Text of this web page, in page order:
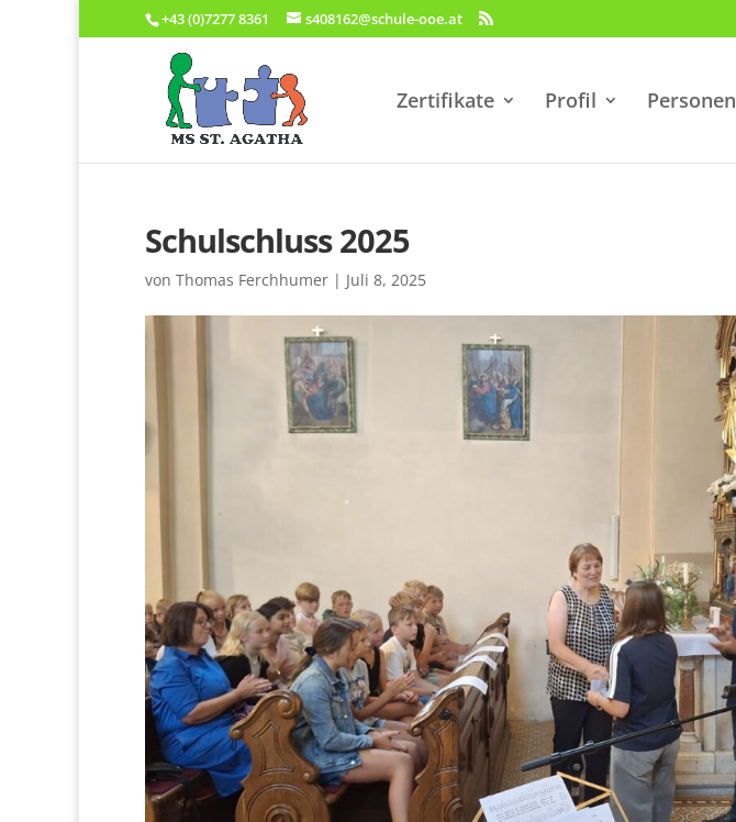
+43 (0)7277 8361 s408162@schule-ooe.at
Zertifikate Profil Personen
Schulschluss 2025
von Thomas Ferchhumer | Juli 8, 2025